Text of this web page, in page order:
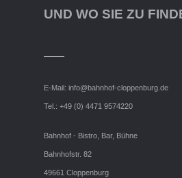
UND WO SIE ZU
E-Mail: info@bahnhof-cloppenburg.de
Tel.: +49 (0) 4471 9574220
Bahnhof - Bistro, Bar, Bühne
Bahnhofstr. 82
49661 Cloppenburg